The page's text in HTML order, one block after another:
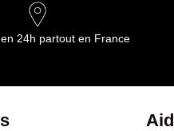
24h partout en France